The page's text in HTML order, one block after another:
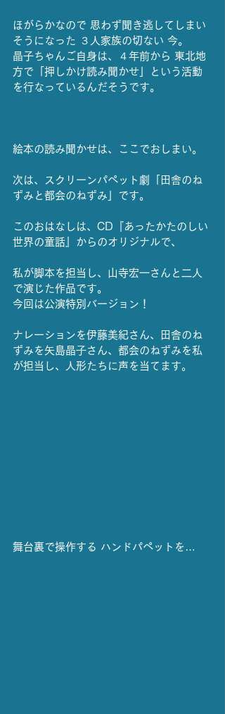
ほがらかなので 思わず聞き逃してしまい
そうになった ３人家族の切ない 今。
晶子ちゃんご自身は、４年前から 東北地
方で「押しかけ読み聞かせ」という活動
を行なっているんだそうです。
絵本の読み聞かせは、ここでおしまい。
次は、スクリーンパペット劇「田舎のね
ずみと都会のねずみ」です。
このおはなしは、CD『あったかたのしい
世界の童話』からのオリジナルで、
私が脚本を担当し、山寺宏一さんと二人
で演じた作品です。
今回は公演特別バージョン！
ナレーションを伊藤美紀さん、田舎のね
ずみを矢島晶子さん、都会のねずみを私
が担当し、人形たちに声を当てます。
舞台裏で操作する ハンドパペットを…